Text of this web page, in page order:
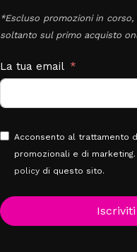
*Escluso promozioni in corso,
soltanto sul primo acquisto
La tua email
Acconsento al trattamento
promozionali e di
policy di questo sito.